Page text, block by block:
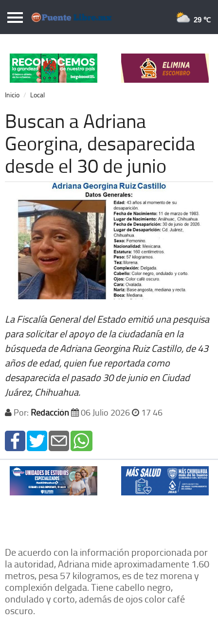
Puentelibre.mx
Local
Nacional
Opinión
Cronos
Economía
Espectáculos
29 ℃
Inicio Local
Buscan a Adriana
Georgina, desaparecida
desde el 30 de junio
La Fiscalía General del Estado emitió una pesquisa
para solicitar el apoyo de la ciudadanía en la
búsqueda de Adriana Georgina Ruiz Castillo, de 43
años de edad, quien fue reportada como
desaparecida el pasado 30 de junio en Ciudad
Juárez, Chihuahua.
Por: Redacción 06 Julio 2026 17 46
De acuerdo con la información proporcionada por
la autoridad, Adriana mide aproximadamente 1.60
metros, pesa 57 kilogramos, es de tez morena y
complexión delgada. Tiene cabello negro,
ondulado y corto, además de ojos color café
oscuro.